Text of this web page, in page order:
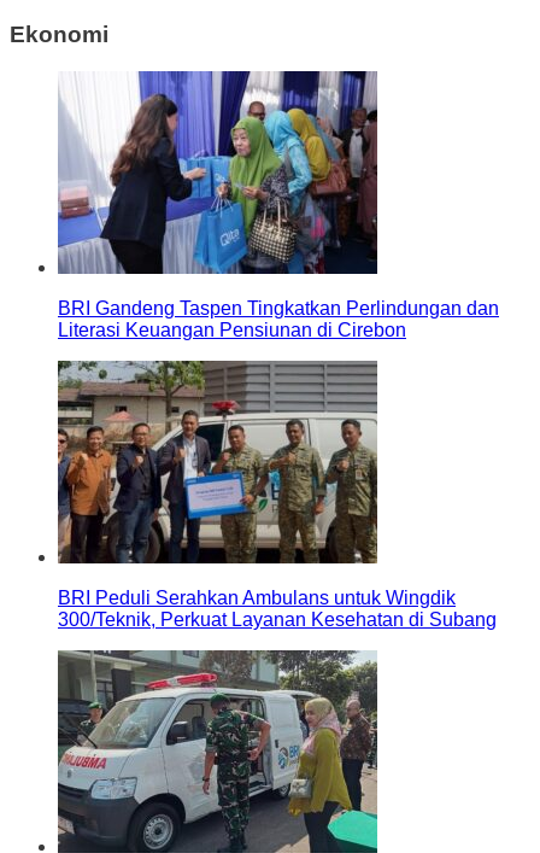
Ekonomi
BRI Gandeng Taspen Tingkatkan Perlindungan dan
Literasi Keuangan Pensiunan di Cirebon
BRI Peduli Serahkan Ambulans untuk Wingdik
300/Teknik, Perkuat Layanan Kesehatan di Subang